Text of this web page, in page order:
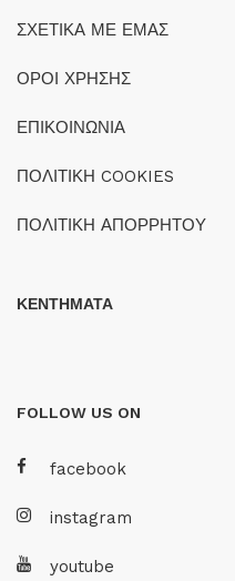
ΣΧΕΤΙΚΑ ΜΕ ΕΜΑΣ
ΟΡΟΙ ΧΡΗΣΗΣ
ΕΠΙΚΟΙΝΩΝΙΑ
ΠΟΛΙΤΙΚΗ COOKIES
ΠΟΛΙΤΙΚΗ ΑΠΟΡΡΗΤΟΥ
ΚΕΝΤΗΜΑΤΑ
FOLLOW US ON
facebook
instagram
youtube